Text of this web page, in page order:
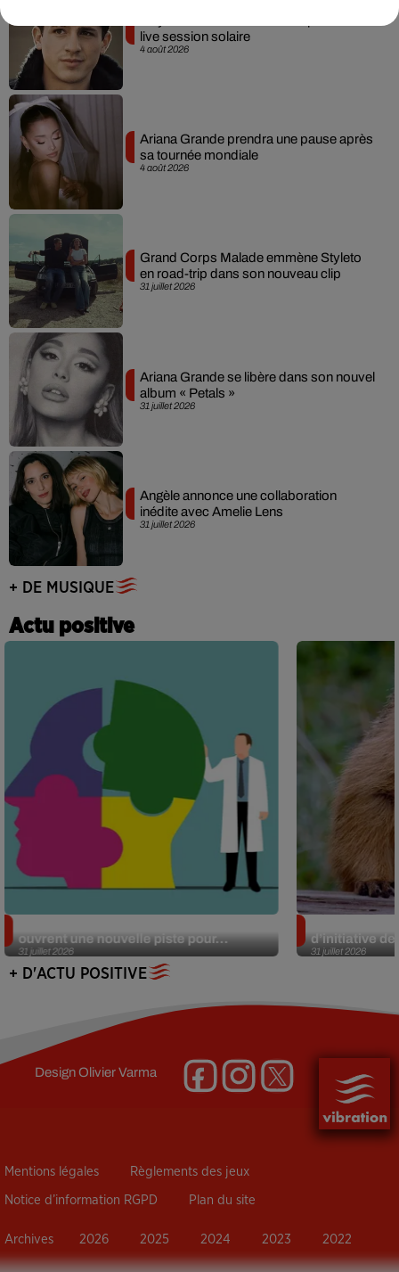
4 août 2026
live session solaire
4 août 2026
Ariana Grande prendra une pause après
sa tournée mondiale
31 juillet 2026
Grand Corps Malade emmène Styleto
en road-trip dans son nouveau clip
31 juillet 2026
Ariana Grande se libère dans son nouvel
album « Petals »
31 juillet 2026
Angèle annonce une collaboration
inédite avec Amelie Lens
+ DE MUSIQUE
Actu positive
31 juillet 2026
ouvrent une nouvelle piste pour...
31 juillet 2026
d’initiative
+ D'ACTU POSITIVE
DesignOlivier Varma
Mentions légales Règlements des jeux
Notice d’information RGPD Plan du site
Archives 2026 2025 2024 2023 2022